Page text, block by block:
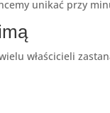
unikać przy
właścicieli